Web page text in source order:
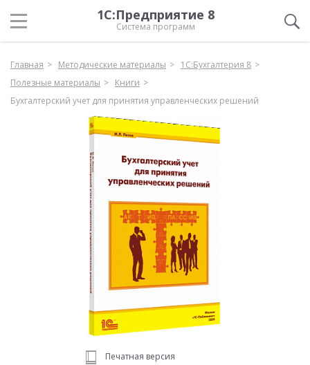
1С:Предприятие 8
Система программ
Главная Методические материалы
1С:Бухгалтерия 8
Полезные материалы
Книги
Бухгалтерский учет для принятия управленческих решений
Печатная версия